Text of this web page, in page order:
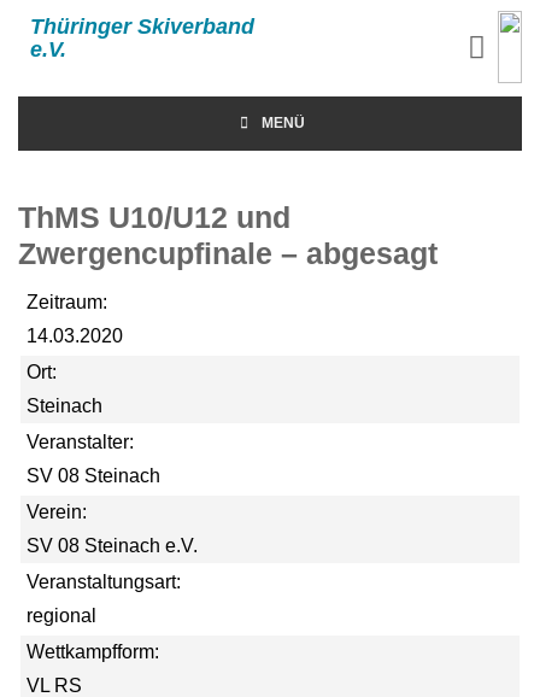
Thüringer Skiverband
e.V.
MENÜ
ThMS U10/U12 und
Zwergencupfinale – abgesagt
Zeitraum:
14.03.2020
Ort:
Steinach
Veranstalter:
SV 08 Steinach
Verein:
SV 08 Steinach e.V.
Veranstaltungsart:
regional
Wettkampfform:
VL RS